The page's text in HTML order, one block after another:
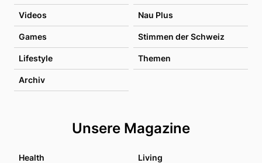
Videos Nau Plus
Games Stimmen der Schweiz
Lifestyle Themen
Archiv
Unsere Magazine
Health Living